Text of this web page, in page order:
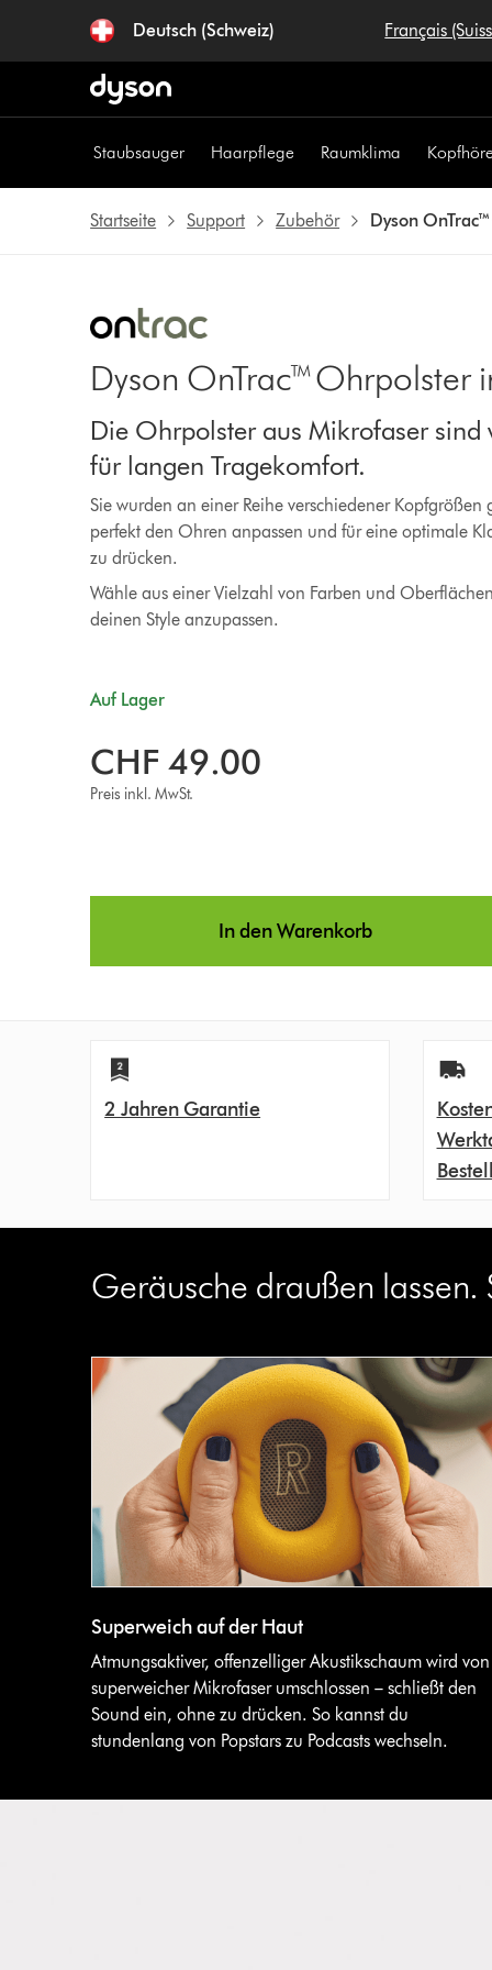
überspringen
Deutsch (Schweiz) Français
Staubsauger Haarpflege Raumklima
Startseite Support Zubehör Dyson
Dyson OnTrac™ Ohrpolster
Die Ohrpolster aus Mikrofaser sind
für langen Tragekomfort.
Sie wurden an einer Reihe verschiedener Kopfgrößen
perfekt den Ohren anpassen und für eine optimale
zu drücken.
Wähle aus einer Vielzahl von Farben und
deinen Style anzupassen.
Auf Lager
CHF 49.00
Preis inkl. MwSt.
In den Warenkorb
2 Jahren Garantie
Geräusche draußen lassen.
Superweich auf der Haut
Atmungsaktiver, offenzelliger Akustikschaum wird von
superweicher Mikrofaser umschlossen – schließt den
Sound ein, ohne zu drücken. So kannst du
stundenlang von Popstars zu Podcasts wechseln.